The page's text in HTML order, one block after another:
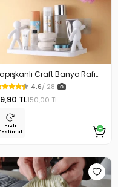
Craft Banyo Rafı
1 Adet
4.6/ 28
TL150,00 TL
Hızlı